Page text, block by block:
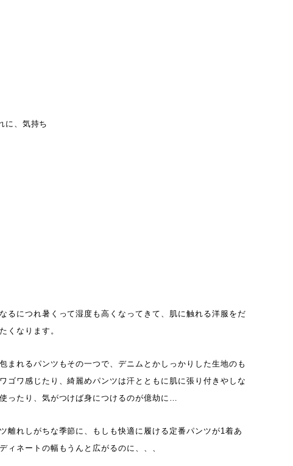
に、気持ち
るにつれ暑くって湿度も高くなってきて、肌に触れる洋服をだ
くなります。
まれるパンツもその一つで、デニムとかしっかりした生地のも
ゴワ感じたり、綺麗めパンツは汗とともに肌に張り付きやしな
ったり、気がつけば身につけるのが億劫に…
離れしがちな季節に、もしも快適に履ける定番パンツが1着あ
ィネートの幅もうんと広がるのに、、、